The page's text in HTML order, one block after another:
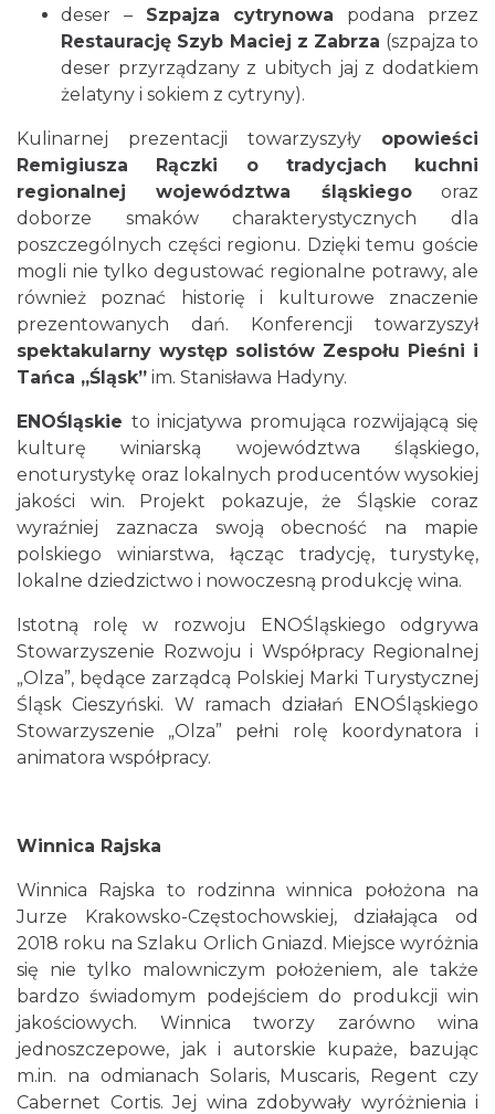
deser – Szpajza cytrynowa podana przez
Restaurację Szyb Maciej z Zabrza (szpajza to
deser przyrządzany z ubitych jaj z dodatkiem
żelatyny i sokiem z cytryny).
Kulinarnej prezentacji towarzyszyły opowieści
Remigiusza Rączki o tradycjach kuchni
regionalnej województwa śląskiegooraz
doborze smaków charakterystycznych dla
poszczególnych części regionu. Dzięki temu goście
mogli nie tylko degustować regionalne potrawy, ale
również poznać historię i kulturowe znaczenie
prezentowanych dań. Konferencji towarzyszył
spektakularny występ solistów Zespołu Pieśni i
Tańca „Śląsk” im. Stanisława Hadyny.
ENOŚląskie to inicjatywa promująca rozwijającą się
kulturę winiarską województwa śląskiego,
enoturystykę oraz lokalnych producentów wysokiej
jakości win. Projekt pokazuje, że Śląskie coraz
wyraźniej zaznacza swoją obecność na mapie
polskiego winiarstwa, łącząc tradycję, turystykę,
lokalne dziedzictwo i nowoczesną produkcję wina.
Istotną rolę w rozwoju ENOŚląskiego odgrywa
Stowarzyszenie Rozwoju i Współpracy Regionalnej
„Olza”, będące zarządcą Polskiej Marki Turystycznej
Śląsk Cieszyński. W ramach działań ENOŚląskiego
Stowarzyszenie „Olza” pełni rolę koordynatora i
animatora współpracy.
Winnica Rajska
Winnica Rajska to rodzinna winnica położona na
Jurze Krakowsko-Częstochowskiej, działająca od
2018 roku na Szlaku Orlich Gniazd. Miejsce wyróżnia
się nie tylko malowniczym położeniem, ale także
bardzo świadomym podejściem do produkcji win
jakościowych. Winnica tworzy zarówno wina
jednoszczepowe, jak i autorskie kupaże, bazując
m.in. na odmianach Solaris, Muscaris, Regent czy
Cabernet Cortis. Jej wina zdobywały wyróżnienia i